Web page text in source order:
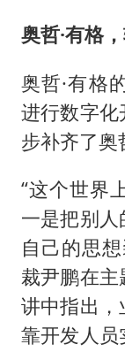
奥哲·有格
奥哲·有格
进行数字
步补齐了奥
“这个世界
一是把别
自己的思
裁尹鹏在
讲中指出
靠开发人